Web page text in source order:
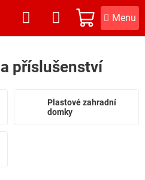
NÁKUPNÍ
KOŠÍK
příslušenství
Plastové zahradní
domky